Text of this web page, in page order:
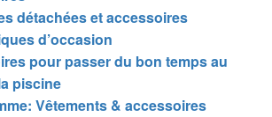
détachées et accessoires
d’occasion
pour passer du bon temps au
piscine
Vêtements & accessoires